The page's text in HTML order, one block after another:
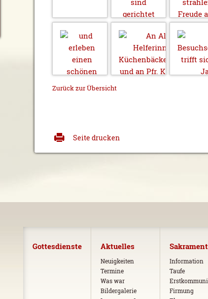
Zurück zur Übersicht
Seite drucken
Gottesdienste Aktuelles
Neuigkeiten
Termine
Was war
Bildergalerie
Information
Taufe
Firmung